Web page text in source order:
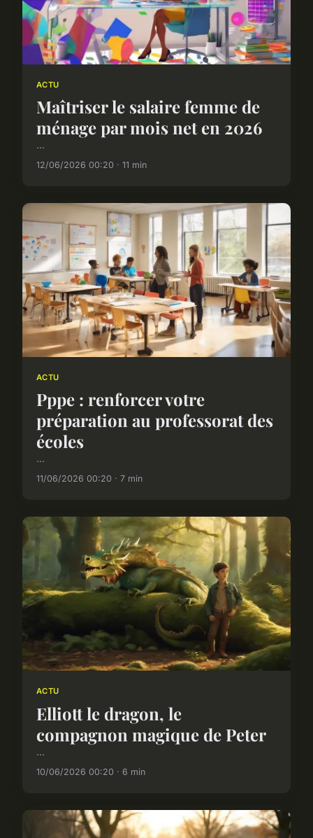
ACTU
Maîtriser le salaire femme de
ménage par mois net en 2026
...
12/06/2026 00:20 · 11 min
ACTU
Pppe : renforcer votre
préparation au professorat des
écoles
...
11/06/2026 00:20 · 7 min
ACTU
Elliott le dragon, le
compagnon magique de Peter
...
10/06/2026 00:20 · 6 min